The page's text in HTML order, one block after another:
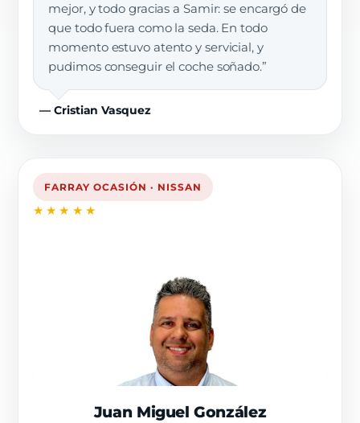
mejor, y todo gracias a Samir: se encargó de
que todo fuera como la seda. En todo
momento estuvo atento y servicial, y
pudimos conseguir el coche soñado.”
— Cristian Vasquez
FARRAY OCASIÓN · NISSAN
★★★★★
Juan Miguel González